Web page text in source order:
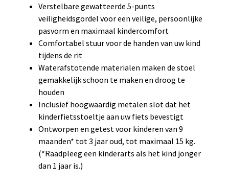
Verstelbare gewatteerde 5-punts
veiligheidsgordel voor een veilige, persoonlijke
pasvorm en maximaal kindercomfort
Comfortabel stuur voor de handen van uw kind
tijdens de rit
Waterafstotende materialen maken de stoel
gemakkelijk schoon te maken en droog te
houden
Inclusief hoogwaardig metalen slot dat het
kinderfietsstoeltje aan uw fiets bevestigt
Ontworpen en getest voor kinderen van 9
maanden* tot 3 jaar oud, tot maximaal 15 kg.
(*Raadpleeg een kinderarts als het kind jonger
dan 1 jaar is.)